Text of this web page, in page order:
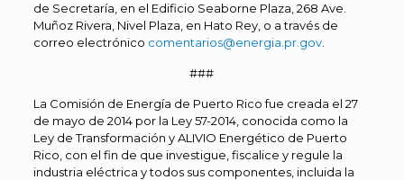
de Secretaría, en el Edificio Seaborne Plaza, 268 Ave.
Muñoz Rivera, Nivel Plaza, en Hato Rey, o a través de
correo electrónico comentarios@energia.pr.gov.
###
La Comisión de Energía de Puerto Rico fue creada el 27
de mayo de 2014 por la Ley 57-2014, conocida como la
Ley de Transformación y ALIVIO Energético de Puerto
Rico, con el fin de que investigue, fiscalice y regule la
industria eléctrica y todos sus componentes, incluida la